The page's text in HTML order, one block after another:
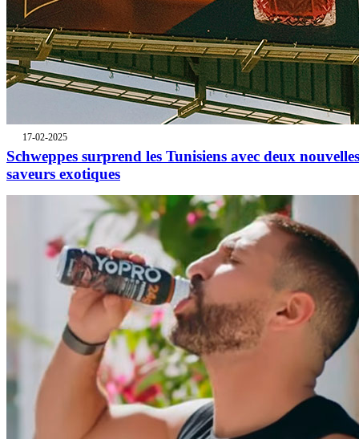
17-02-2025
Schweppes surprend les Tunisiens avec deux nouvelles
saveurs exotiques